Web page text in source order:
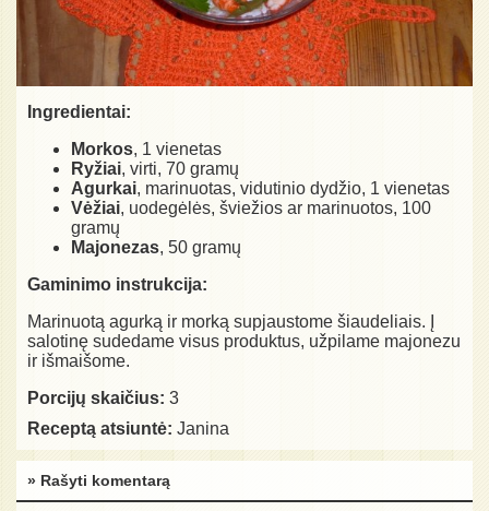
Ingredientai:
Morkos, 1 vienetas
Ryžiai, virti, 70 gramų
Agurkai, marinuotas, vidutinio dydžio, 1 vienetas
Vėžiai, uodegėlės, šviežios ar marinuotos, 100
gramų
Majonezas, 50 gramų
Gaminimo instrukcija:
Marinuotą agurką ir morką supjaustome šiaudeliais. Į
salotinę sudedame visus produktus, užpilame majonezu
ir išmaišome.
Porcijų skaičius: 3
Receptą atsiuntė: Janina
» Rašyti komentarą